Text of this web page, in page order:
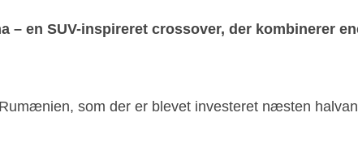
– en SUV-inspireret crossover, der kombinerer
som der er blevet investeret næsten